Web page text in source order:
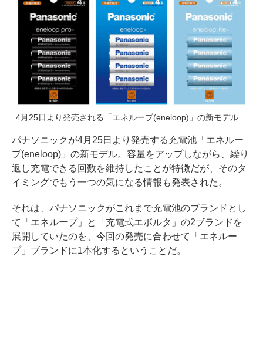
4月25日より発売される「エネループ(eneloop)」の新モデル
パナソニックが4月25日より発売する充電池「エネルー
プ(eneloop)」の新モデル。容量をアップしながら、繰り
返し充電できる回数を維持したことが特徴だが、そのタ
イミングでもう一つの気になる情報も発表された。
それは、パナソニックがこれまで充電池のブランドとし
て「エネループ」と「充電式エボルタ」の2ブランドを
展開していたのを、今回の発売に合わせて「エネルー
プ」ブランドに1本化するということだ。